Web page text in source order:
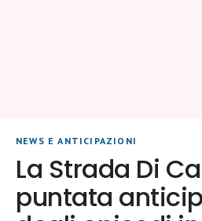
NEWS E ANTICIPAZIONI
La Strada Di
puntata